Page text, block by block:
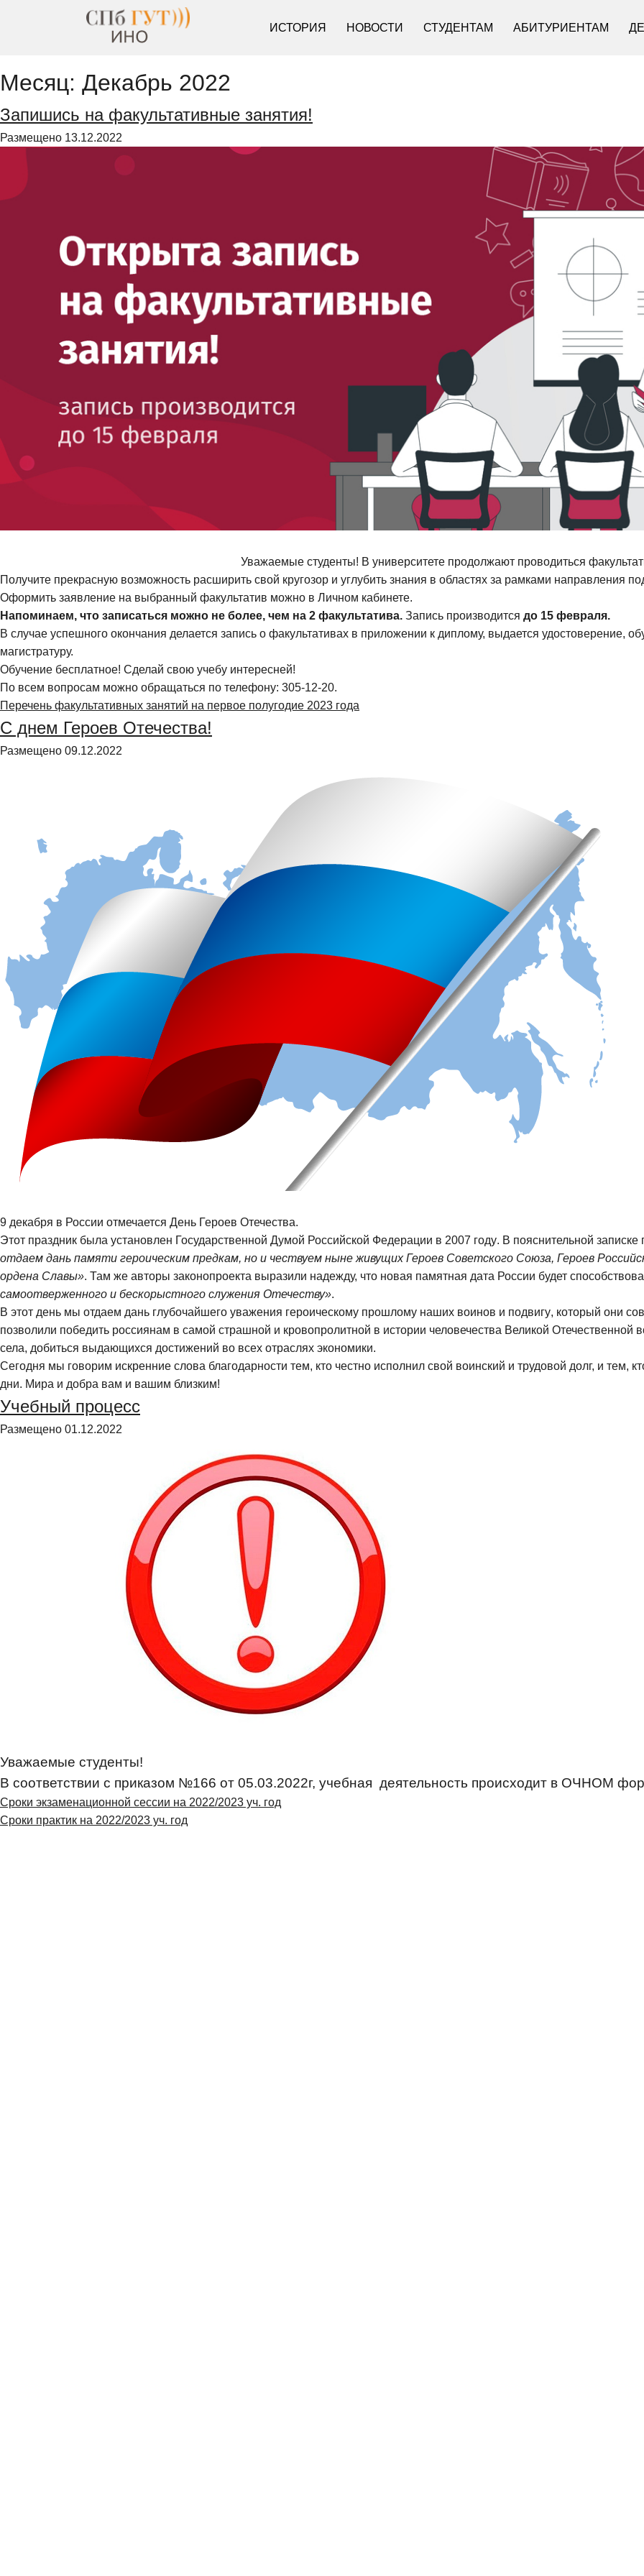
ИСТОРИЯ НОВОСТИ СТУДЕНТАМ АБИТУРИЕНТАМ
Месяц: Декабрь 2022
Запишись на факультативные занятия!
Размещено 13.12.2022
Уважаемые студенты! В университете продолжают проводиться
Получите прекрасную возможность расширить свой кругозор и углубить знания в областях за рамками направления
Оформить заявление на выбранный факультатив можно в Личном кабинете.
Напоминаем, что записаться можно не более, чем на 2 факультатива. Запись производится до 15 февраля.
В случае успешного окончания делается запись о факультативах в приложении к диплому, выдается удостоверение,
магистратуру.
Обучение бесплатное! Сделай свою учебу интересней!
По всем вопросам можно обращаться по телефону: 305-12-20.
Перечень факультативных занятий на первое полугодие 2023 года
С днем Героев Отечества!
Размещено 09.12.2022
9 декабря в России отмечается День Героев Отечества.
Этот праздник была установлен Государственной Думой Российской Федерации в 2007 году. В пояснительной
отдаем дань памяти героическим предкам, но и чествуем ныне живущих Героев Советского Союза, Героев
ордена Славы». Там же авторы законопроекта выразили надежду, что новая памятная дата России будет
самоотверженного и бескорыстного служения Отечеству».
В этот день мы отдаем дань глубочайшего уважения героическому прошлому наших воинов и подвигу, который они
позволили победить россиянам в самой страшной и кровопролитной в истории человечества Великой Отечественной
села, добиться выдающихся достижений во всех отраслях экономики.
Сегодня мы говорим искренние слова благодарности тем, кто честно исполнил свой воинский и трудовой долг, и тем,
дни. Мира и добра вам и вашим близким!
Учебный процесс
Размещено 01.12.2022
Уважаемые студенты!
В соответствии с приказом №166 от 05.03.2022г, учебная деятельность происходит в ОЧНОМ
Сроки экзаменационной сессии на 2022/2023 уч. год
Сроки практик на 2022/2023 уч. год